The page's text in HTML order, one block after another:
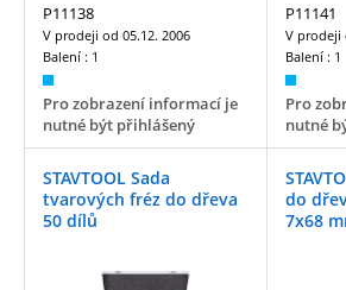
P11138
V prodeji od 05.12. 2006
Balení : 1
Pro zobrazení informací je
nutné být přihlášený
P11141
V prodeji
Balení : 1
Pro
nutné
STAVTOOL Sada
tvarových fréz do dřeva
50 dílů
do
7x68